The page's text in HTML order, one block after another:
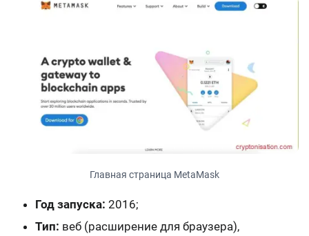
Главная страница MetaMask
Год запуска: 2016;
Тип: веб (расширение для браузера),